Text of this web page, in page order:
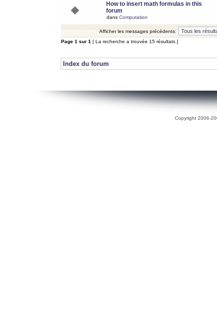
How to insert math formulas in this
forum
dans Computation
Afficher les messages précédents:
Page 1 sur 1 [ La recherche a trouvée 15 résultats ]
Index du forum
Copyright 2006-